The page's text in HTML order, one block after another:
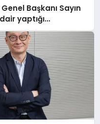
Başkanı Sayın
yaptığı